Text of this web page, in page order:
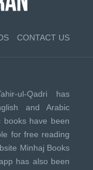
CONTACT US
ul-Qadri has
and Arabic
books have been
for free reading
Minhaj Books
has also been